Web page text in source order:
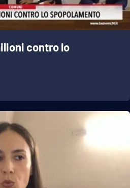
Grippo
contro lo